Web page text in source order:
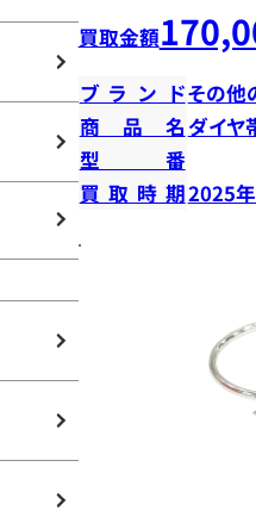
買取金額
ブランドその他
商品名ダイヤ
型番
買取時期2025